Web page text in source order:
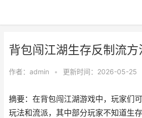
背包闯江湖生存反制流
作者： admin • 更新时间：2026-05-25
摘要：在背包闯江湖游戏中，玩家们
玩法和流派，其中部分玩家不知道生